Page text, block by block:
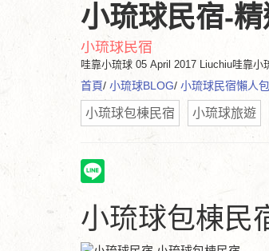
小琉球民宿-
小琉球民宿
哇靠小琉球 05 April 2017 Liuchiu哇靠小
首頁/小琉球BLOG/小琉球民宿懶人
小琉球包棟民宿 小琉球旅遊
小琉球包棟民